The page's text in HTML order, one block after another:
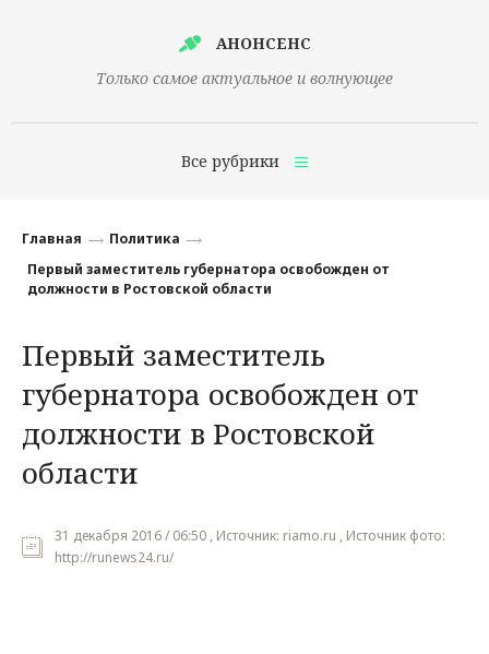
АНОНСЕНС
Только самое актуальное и волнующее
Все рубрики
Финансы
Наука
Культура
Общество
Политика
Происшествия
Главная
Политика
Первый заместитель губернатора освобожден от
должности в Ростовской области
Первый заместитель
губернатора освобожден от
должности в Ростовской
области
31 декабря 2016 / 06:50 , Источник: riamo.ru , Источник фото:
http://runews24.ru/